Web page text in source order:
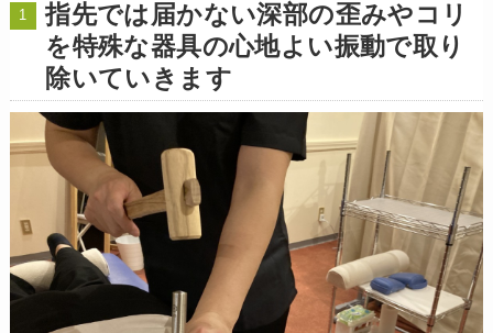
指先では届かない深部の歪みやコリ
を特殊な器具の心地よい振動で取り
除いていきます